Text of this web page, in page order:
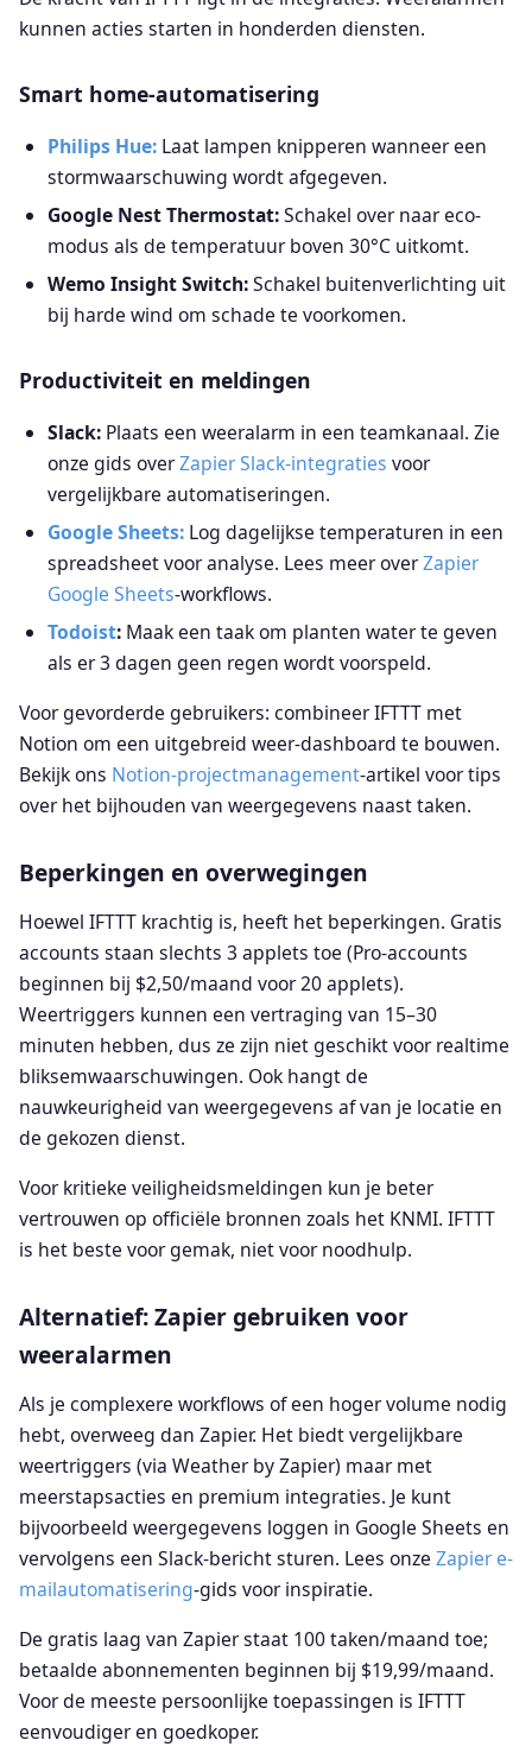
kunnen acties starten in honderden diensten.
Smart home-automatisering
Philips Hue: Laat lampen knipperen wanneer een
stormwaarschuwing wordt afgegeven.
Google Nest Thermostat:Schakel over naar eco-
modus als de temperatuur boven 30°C uitkomt.
Wemo Insight Switch:Schakel buitenverlichting uit
bij harde wind om schade te voorkomen.
Productiviteit en meldingen
Slack: Plaats een weeralarm in een teamkanaal. Zie
onze gids overZapier Slack-integraties voor
vergelijkbare automatiseringen.
Google Sheets: Log dagelijkse temperaturen in een
spreadsheet voor analyse. Lees meer overZapier
Google Sheets-workflows.
Todoist: Maak een taak om planten water te geven
als er 3 dagen geen regen wordt voorspeld.
Voor gevorderde gebruikers: combineer IFTTT met
Notion om een uitgebreid weer-dashboard te bouwen.
Bekijk ons Notion-projectmanagement-artikel voor tips
over het bijhouden van weergegevens naast taken.
Beperkingen en overwegingen
Hoewel IFTTT krachtig is, heeft het beperkingen. Gratis
accounts staan slechts 3 applets toe (Pro-accounts
beginnen bij $2,50/maand voor 20 applets).
Weertriggers kunnen een vertraging van 15–30
minuten hebben, dus ze zijn niet geschikt voor realtime
bliksemwaarschuwingen. Ook hangt de
nauwkeurigheid van weergegevens af van je locatie en
de gekozen dienst.
Voor kritieke veiligheidsmeldingen kun je beter
vertrouwen op officiële bronnen zoals het KNMI. IFTTT
is het beste voor gemak, niet voor noodhulp.
Alternatief: Zapier gebruiken voor
weeralarmen
Als je complexere workflows of een hoger volume nodig
hebt, overweeg dan Zapier. Het biedt vergelijkbare
weertriggers (via Weather by Zapier) maar met
meerstapsacties en premium integraties. Je kunt
bijvoorbeeld weergegevens loggen in Google Sheets en
vervolgens een Slack-bericht sturen. Lees onze Zapier e-
mailautomatisering-gids voor inspiratie.
De gratis laag van Zapier staat 100 taken/maand toe;
betaalde abonnementen beginnen bij $19,99/maand.
Voor de meeste persoonlijke toepassingen is IFTTT
eenvoudiger en goedkoper.